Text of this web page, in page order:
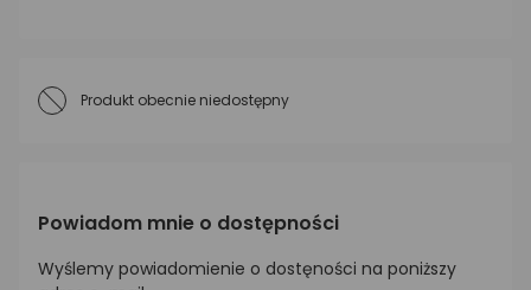
Produkt obecnie niedostępny
Powiadom mnie o dostępności
Wyślemy powiadomienie o dostęności na poniższy